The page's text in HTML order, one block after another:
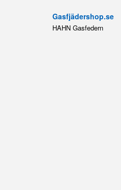
Gasfjädershop.se
HAHN Gasfedern